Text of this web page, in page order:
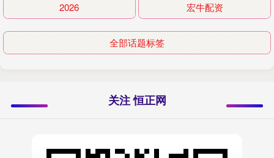
2026 宏牛配资
全部话题标签
关注 恒正网